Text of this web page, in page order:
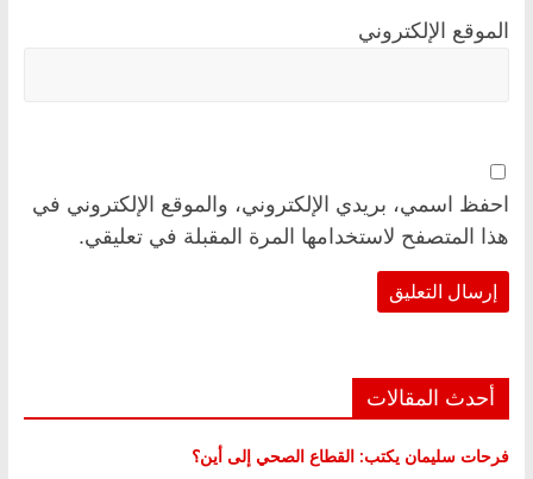
الموقع الإلكتروني
احفظ اسمي، بريدي الإلكتروني، والموقع الإلكتروني في
هذا المتصفح لاستخدامها المرة المقبلة في تعليقي.
أحدث المقالات
فرحات سليمان يكتب: القطاع الصحي إلى أين؟